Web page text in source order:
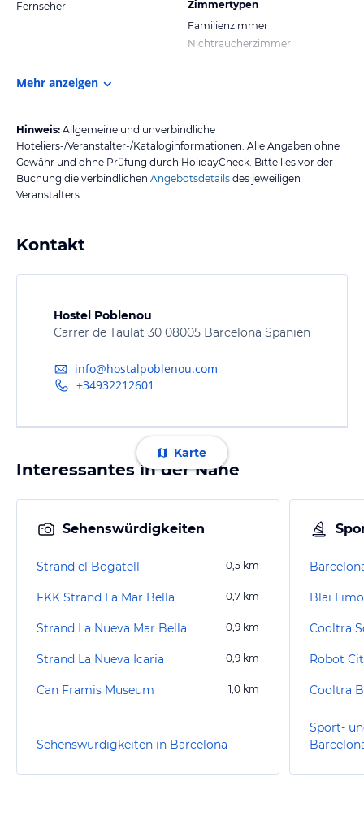
Fernseher
Zimmertypen
Familienzimmer
Nichtraucherzimmer
Mehr anzeigen
Hinweis: Allgemeine und unverbindliche
Hoteliers-/Veranstalter-/Kataloginformationen. Alle Angaben ohne
Gewähr und ohne Prüfung durch HolidayCheck. Bitte lies vor der
Buchung die verbindlichen Angebotsdetails des jeweiligen
Veranstalters.
Kontakt
Hostel Poblenou
Carrer de Taulat 30 08005 Barcelona Spanien
info@hostalpoblenou.com
+34932212601
Karte
Interessantes in der Nähe
Sehenswürdigkeiten
Strand el Bogatell 0,5 km
FKK Strand La Mar Bella 0,7 km
Strand La Nueva Mar Bella 0,9 km
Strand La Nueva Icaria 0,9 km
Can Framis Museum 1,0 km
Sehenswürdigkeiten in Barcelona
Blai
Robot
Sport-